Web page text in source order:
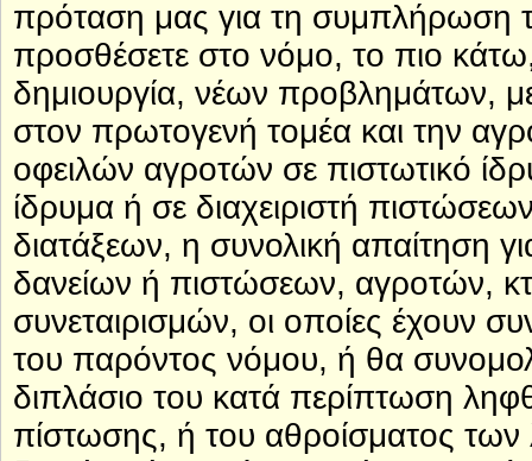
πρόταση μας για τη συμπλήρωση
προσθέσετε στο νόμο, το πιο
δημιουργία, νέων προβλημάτων,
στον πρωτογενή τομέα και την
οφειλών αγροτών σε πιστωτικό
ίδρυμα ή σε διαχειριστή
διατάξεων, η συνολική απαίτηση
δανείων ή πιστώσεων, αγροτών,
συνεταιρισμών, οι οποίες έχουν
του παρόντος νόμου, ή θα
διπλάσιο του κατά περίπτωση
πίστωσης, ή του αθροίσματος